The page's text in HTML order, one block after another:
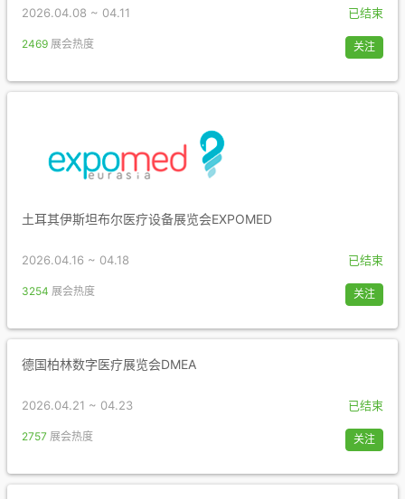
2026.04.08 ~ 04.11 已结束
2469 展会热度 关注
土耳其伊斯坦布尔医疗设备展览会EXPOMED
2026.04.16 ~ 04.18 已结束
3254 展会热度 关注
德国柏林数字医疗展览会DMEA
2026.04.21 ~ 04.23 已结束
2757 展会热度 关注